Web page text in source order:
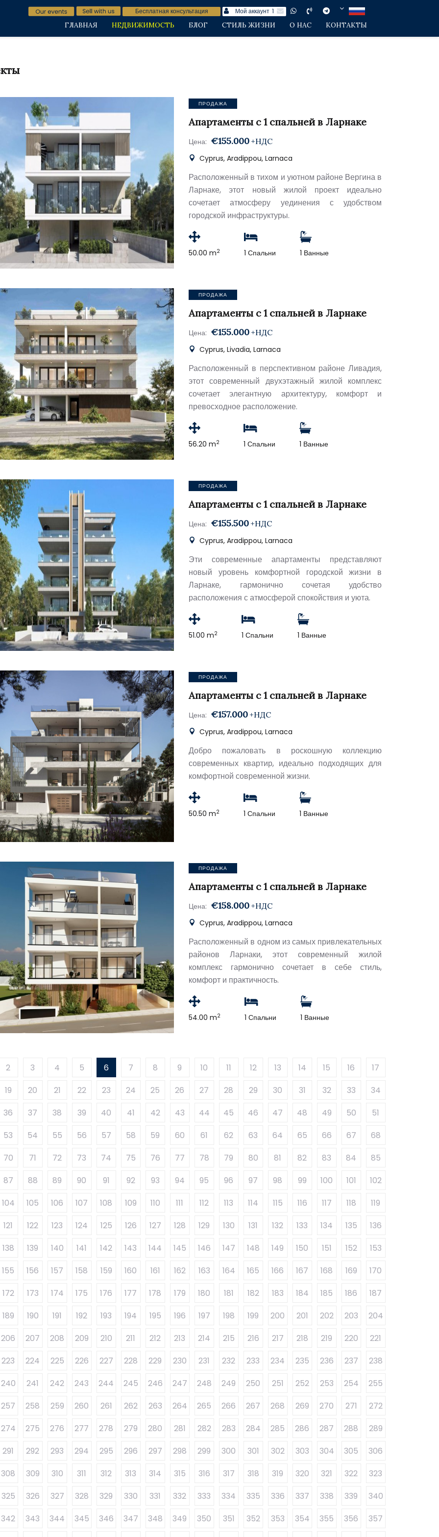
Бесплатная консультация Мой аккаунт 1
ГЛАВНАЯ НЕДВИЖИМОСТЬ БЛОГ СТИЛЬ ЖИЗНИ О НАС КОНТАКТЫ
ПРОДАЖА
Апартаменты с 1 спальней в Ларнаке
Цена: €155.000 +НДС
Cyprus, Aradippou, Larnaca
Расположенный в тихом и уютном районе Вергина в
Ларнаке, этот новый жилой проект идеально
сочетает атмосферу уединения с удобством
городской инфраструктуры.
50.00 m2 1 Спальни 1 Ванные
ПРОДАЖА
Апартаменты с 1 спальней в Ларнаке
Цена: €155.000 +НДС
Cyprus, Livadia, Larnaca
Расположенный в перспективном районе Ливадия,
этот современный двухэтажный жилой комплекс
сочетает элегантную архитектуру, комфорт и
превосходное расположение.
56.20 m2 1 Спальни 1 Ванные
ПРОДАЖА
Апартаменты с 1 спальней в Ларнаке
Цена: €155.500 +НДС
Cyprus, Aradippou, Larnaca
Эти современные апартаменты представляют
новый уровень комфортной городской жизни в
Ларнаке, гармонично сочетая удобство
расположения с атмосферой спокойствия и уюта.
51.00 m2 1 Спальни 1 Ванные
ПРОДАЖА
Апартаменты с 1 спальней в Ларнаке
Цена: €157.000 +НДС
Cyprus, Aradippou, Larnaca
Добро пожаловать в роскошную коллекцию
современных квартир, идеально подходящих для
комфортной современной жизни.
50.50 m2 1 Спальни 1 Ванные
ПРОДАЖА
Апартаменты с 1 спальней в Ларнаке
Цена: €158.000 +НДС
Cyprus, Aradippou, Larnaca
Расположенный в одном из самых привлекательных
районов Ларнаки, этот современный жилой
комплекс гармонично сочетает в себе стиль,
комфорт и практичность.
54.00 m2 1 Спальни 1 Ванные
2 3 4 5 6 7 8 9 10 11 12 13 14 15 16
17
19
20 21 22 23 24 25 26 27 28 29 30 31 32 33
34
36
37 38 39 40 41 42 43 44 45 46 47 48 49 50
51
53
54 55 56 57 58 59 60 61 62 63 64 65 66 67
68
70
71 72 73 74 75 76 77 78 79 80 81 82 83 84
85
87
88 89 90 91 92 93 94 95 96 97 98 99 100 101
102
104
105 106 107 108 109 110 111 112 113 114 115 116 117 118
119
121
122 123 124 125 126 127 128 129 130 131 132 133 134 135
136
138
139 140 141 142 143 144 145 146 147 148 149 150 151 152
153
155
156 157 158 159 160 161 162 163 164 165 166 167 168 169
170
172
173 174 175 176 177 178 179 180 181 182 183 184 185 186
187
189
190 191 192 193 194 195 196 197 198 199 200 201 202 203
204
206
207 208 209 210 211 212 213 214 215 216 217 218 219 220
221
223
224 225 226 227 228 229 230 231 232 233 234 235 236 237
238
240
241 242 243 244 245 246 247 248 249 250 251 252 253 254
255
257
258 259 260 261 262 263 264 265 266 267 268 269 270 271
272
274
275 276 277 278 279 280 281 282 283 284 285 286 287 288
289
291
292 293 294 295 296 297 298 299 300 301 302 303 304 305
306
308
309 310 311 312 313 314 315 316 317 318 319 320 321 322
323
325
326 327 328 329 330 331 332 333 334 335 336 337 338 339
340
342
343 344 345 346 347 348 349 350 351 352 353 354 355 356
357